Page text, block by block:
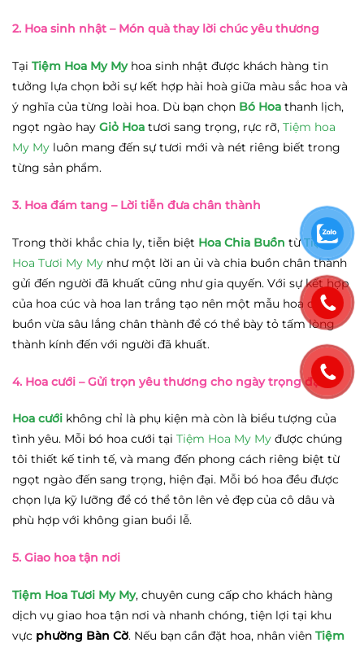
2. Hoa sinh nhật – Món quà thay lời chúc yêu thương
Tại Tiệm Hoa My My hoa sinh nhật được khách hàng tin
tưởng lựa chọn bởi sự kết hợp hài hoà giữa màu sắc hoa và
ý nghĩa của từng loài hoa. Dù bạn chọn Bó Hoa thanh lịch,
ngọt ngào hay Giỏ Hoa tươi sang trọng, rực rỡ, Tiệm hoa
My My luôn mang đến sự tươi mới và nét riêng biết trong
từng sản phẩm.
3. Hoa đám tang – Lời tiễn đưa chân thành
Trong thời khắc chia ly, tiễn biệt Hoa Chia Buồn từTiệm
Hoa Tươi My My như một lời an ủi và chia buồn chân thành
gửi đến người đã khuất cũng như gia quyến. Với sự kết hợp
của hoa cúc và hoa lan trắng tạo nên một mẫu hoa chia
buồn vừa sâu lắng chân thành để có thể bày tỏ tấm lòng
thành kính đến với người đã khuất.
4. Hoa cưới – Gửi trọn yêu thương cho ngày trọng đại
Hoa cưới không chỉ là phụ kiện mà còn là biểu tượng của
tình yêu. Mỗi bó hoa cưới tại Tiệm Hoa My My được chúng
tôi thiết kế tinh tế, và mang đến phong cách riêng biệt từ
ngọt ngào đến sang trọng, hiện đại. Mỗi bó hoa đều được
chọn lựa kỹ lưỡng để có thể tôn lên vẻ đẹp của cô dâu và
phù hợp với không gian buổi lễ.
5. Giao hoa tận nơi
Tiệm Hoa Tươi My My, chuyên cung cấp cho khách hàng
dịch vụ giao hoa tận nơi và nhanh chóng, tiện lợi tại khu
vực phường Bàn Cờ. Nếu bạn cần đặt hoa, nhân viên Tiệm